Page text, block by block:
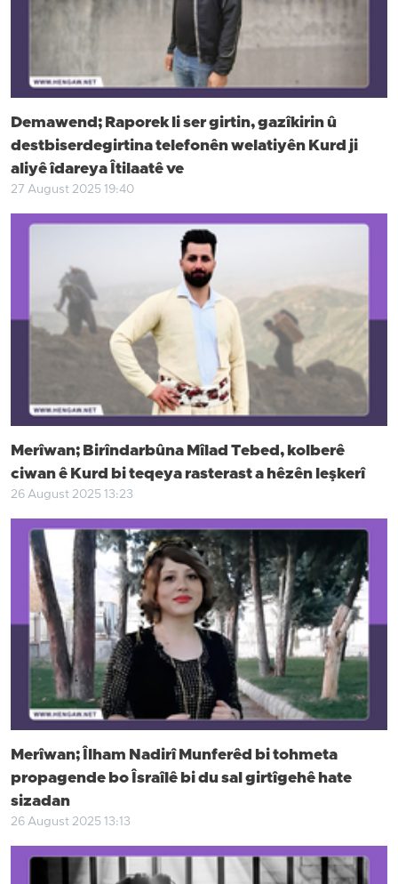
Demawend; Raporek li ser girtin, gazîkirin û
destbiserdegirtina telefonên welatiyên Kurd ji
aliyê îdareya Îtilaatê ve
27 August 2025 19:40
Merîwan; Birîndarbûna Mîlad Tebed, kolberê
ciwan ê Kurd bi teqeya rasterast a hêzên leşkerî
26 August 2025 13:23
Merîwan; Îlham Nadirî Munferêd bi tohmeta
propagende bo Îsraîlê bi du sal girtîgehê hate
sizadan
26 August 2025 13:13